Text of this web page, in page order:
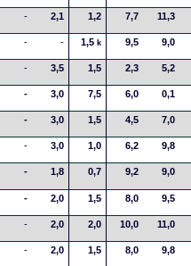
- 2,1 1,2 7,7 11,3
- - 1,5 k 9,5 9,0
- 3,5 1,5 2,3 5,2
- 3,0 7,5 6,0 0,1
- 3,0 1,5 4,5 7,0
- 3,0 1,0 6,2 9,8
- 1,8 0,7 9,2 9,0
- 2,0 1,5 8,0 9,5
- 2,0 2,0 10,0 11,0
- 2,0 1,5 8,0 9,8